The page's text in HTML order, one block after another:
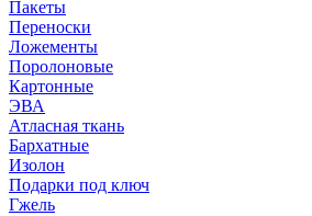
Пакеты
Переноски
Ложементы
Поролоновые
Картонные
ЭВА
Атласная ткань
Бархатные
Изолон
Подарки под ключ
Гжель